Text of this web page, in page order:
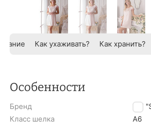
Как ухаживать? Как хранить?
Особенности
Бренд
TM
Класс шелка
A6